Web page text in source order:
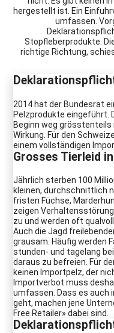
hergestellt ist. Ein
umfassen.
Stopfleberprodukte.
richtige Richtung,
2014 hat der Bundesrat
Pelzprodukte eingeführt.
Beginn weg
Wirkung. Für den
einem vollständigen
Grosses Tierleid
Jährlich sterben 100
kleinen, durchschnittlich
fristen Füchse,
zeigen
zu und werden oft
Auch die Jagd
grausam. Häufig werden
stunden- und tagelang
daraus zu befreien. Für
keinen Importpelz, der
Importverbot muss
umfassen. Dass es auch
geht, machen jene
Free Retailer» dabei sind.